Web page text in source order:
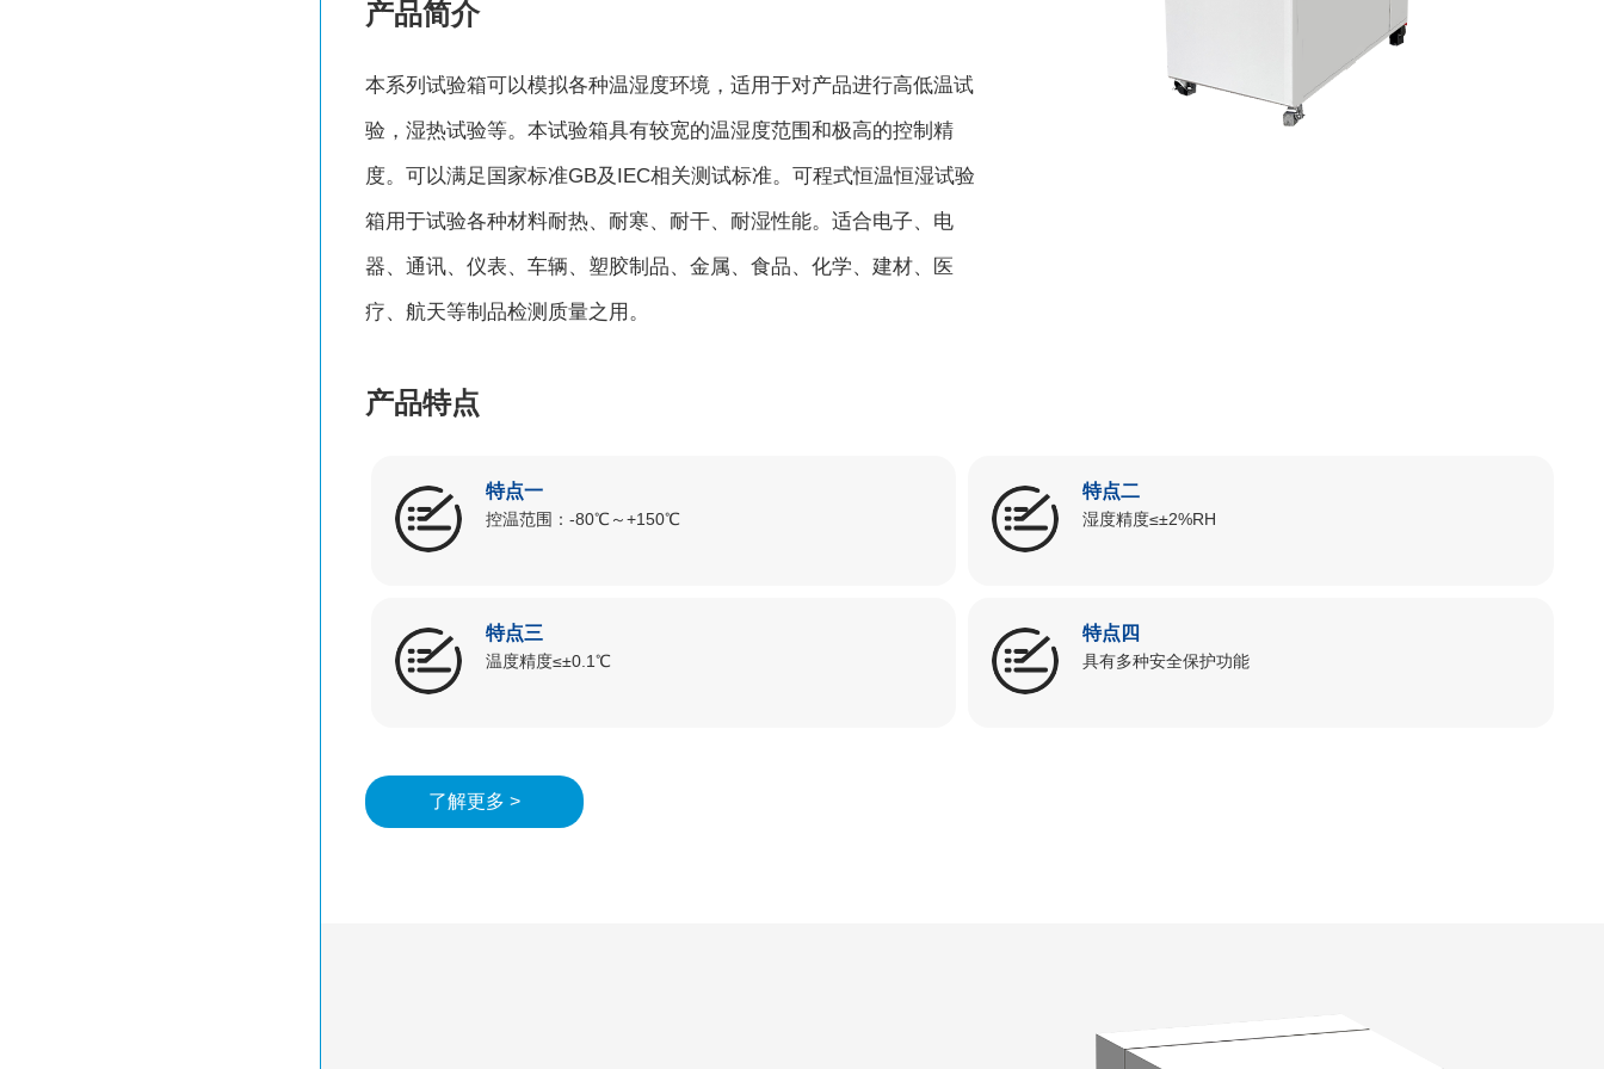
产品简介
本系列试验箱可以模拟各种温湿度环境，适用于对产品进行高低温试
验，湿热试验等。本试验箱具有较宽的温湿度范围和极高的控制精
度。可以满足国家标准GB及IEC相关测试标准。可程式恒温恒湿试验
箱用于试验各种材料耐热、耐寒、耐干、耐湿性能。适合电子、电
器、通讯、仪表、车辆、塑胶制品、金属、食品、化学、建材、医
疗、航天等制品检测质量之用。
产品特点
特点一
控温范围：-80℃～+150℃
特点二
湿度精度≤±2%RH
特点三
温度精度≤±0.1℃
特点四
具有多种安全保护功能
了解更多 >